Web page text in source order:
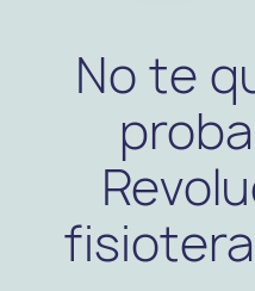
No te